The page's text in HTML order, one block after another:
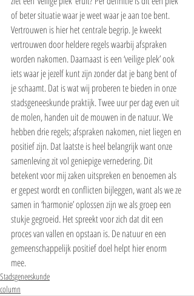
of beter situatie waar je weet waar je aan toe bent.
Vertrouwen is hier het centrale begrip. Je kweekt
vertrouwen door heldere regels waarbij afspraken
worden nakomen. Daarnaast is een ‘veilige plek’ ook
iets waar je jezelf kunt zijn zonder dat je bang bent of
je schaamt. Dat is wat wij proberen te bieden in onze
stadsgeneeskunde praktijk. Twee uur per dag even uit
de molen, handen uit de mouwen in de natuur. We
hebben drie regels; afspraken nakomen, niet liegen en
positief zijn. Dat laatste is heel belangrijk want onze
samenleving zit vol geniepige vernedering. Dit
betekent voor mij zaken uitspreken en benoemen als
er gepest wordt en conflicten bijleggen, want als we ze
samen in ‘harmonie’ oplossen zijn we als groep een
stukje gegroeid. Het spreekt voor zich dat dit een
proces van vallen en opstaan is. De natuur en een
gemeenschappelijk positief doel helpt hier enorm
mee.
Stadsgeneeskunde
column